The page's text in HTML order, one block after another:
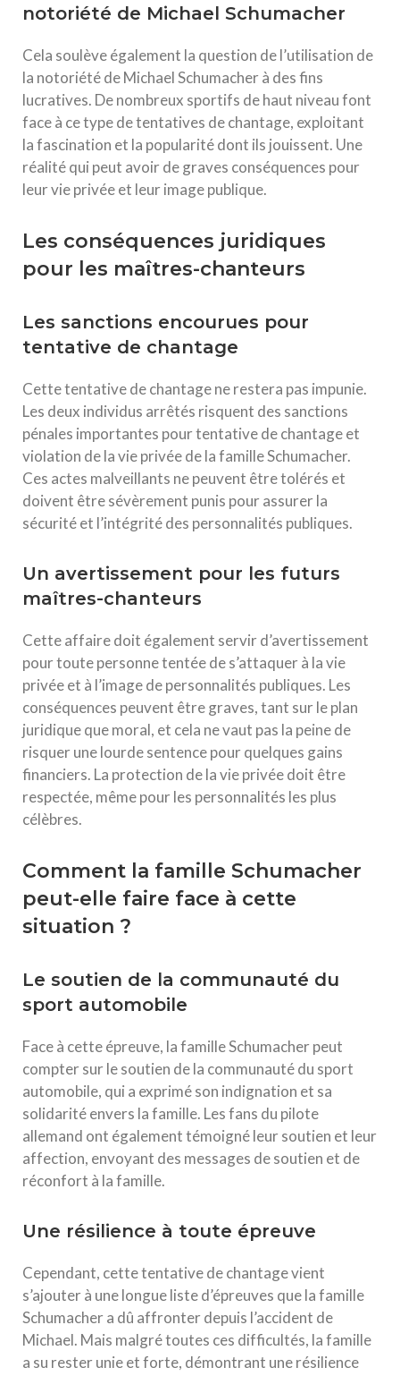
notoriété de Michael Schumacher
Cela soulève également la question de l’utilisation de
la notoriété de Michael Schumacher à des fins
lucratives. De nombreux sportifs de haut niveau font
face à ce type de tentatives de chantage, exploitant
la fascination et la popularité dont ils jouissent. Une
réalité qui peut avoir de graves conséquences pour
leur vie privée et leur image publique.
Les conséquences juridiques
pour les maîtres-chanteurs
Les sanctions encourues pour
tentative de chantage
Cette tentative de chantage ne restera pas impunie.
Les deux individus arrêtés risquent des sanctions
pénales importantes pour tentative de chantage et
violation de la vie privée de la famille Schumacher.
Ces actes malveillants ne peuvent être tolérés et
doivent être sévèrement punis pour assurer la
sécurité et l’intégrité des personnalités publiques.
Un avertissement pour les futurs
maîtres-chanteurs
Cette affaire doit également servir d’avertissement
pour toute personne tentée de s’attaquer à la vie
privée et à l’image de personnalités publiques. Les
conséquences peuvent être graves, tant sur le plan
juridique que moral, et cela ne vaut pas la peine de
risquer une lourde sentence pour quelques gains
financiers. La protection de la vie privée doit être
respectée, même pour les personnalités les plus
célèbres.
Comment la famille Schumacher
peut-elle faire face à cette
situation ?
Le soutien de la communauté du
sport automobile
Face à cette épreuve, la famille Schumacher peut
compter sur le soutien de la communauté du sport
automobile, qui a exprimé son indignation et sa
solidarité envers la famille. Les fans du pilote
allemand ont également témoigné leur soutien et leur
affection, envoyant des messages de soutien et de
réconfort à la famille.
Une résilience à toute épreuve
Cependant, cette tentative de chantage vient
s’ajouter à une longue liste d’épreuves que la famille
Schumacher a dû affronter depuis l’accident de
Michael. Mais malgré toutes ces difficultés, la famille
a su rester unie et forte, démontrant une résilience